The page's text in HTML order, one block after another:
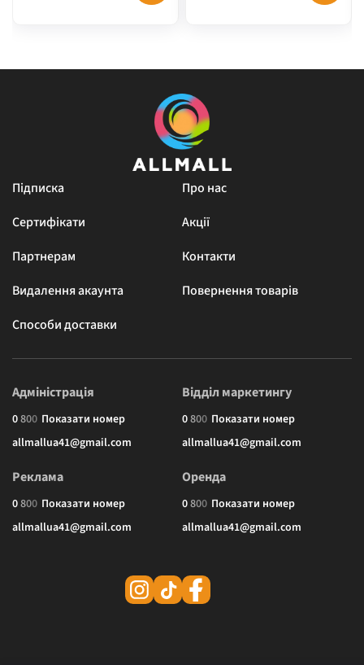
Підписка
Про нас
Сертифікати
Акції
Партнерам
Контакти
Видалення акаунта
Повернення товарів
Способи доставки
Адміністрація
0800 Показати номер
allmallua41@gmail.com
Відділ маркетингу
0800 Показати номер
allmallua41@gmail.com
Реклама
0800 Показати номер
allmallua41@gmail.com
Оренда
0800 Показати номер
allmallua41@gmail.com